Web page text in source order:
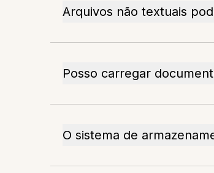
Arquivos não textuais
Posso carregar
O sistema de